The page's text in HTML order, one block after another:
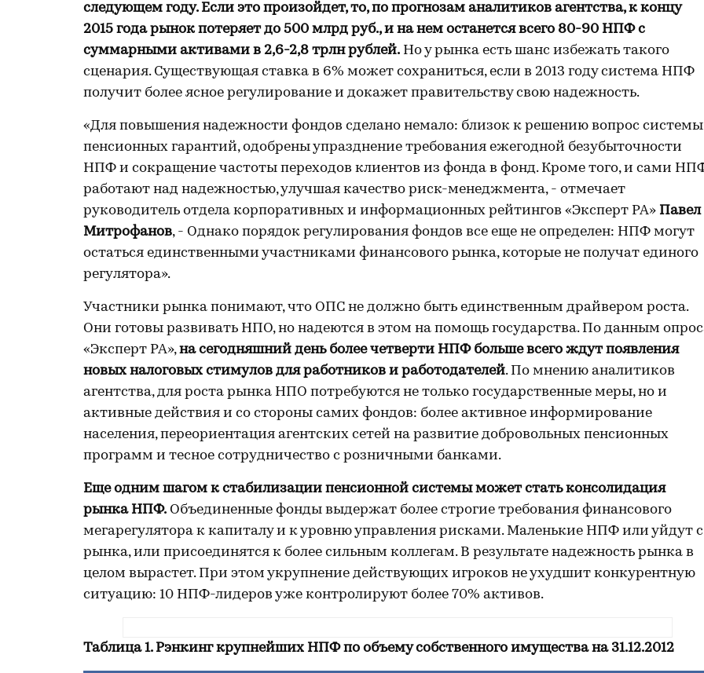
следующем году. Если это произойдет, то, по прогнозам аналитиков агентства, к концу
2015 года рынок потеряет до 500 млрд руб., и на нем останется всего 80-90 НПФ с
суммарными активами в 2,6-2,8 трлн рублей. Но у рынка есть шанс избежать такого
сценария. Существующая ставка в 6% может сохраниться, если в 2013 году система НПФ
получит более ясное регулирование и докажет правительству свою надежность.
«Для повышения надежности фондов сделано немало: близок к решению вопрос системы
пенсионных гарантий, одобрены упразднение требования ежегодной безубыточности
НПФ и сокращение частоты переходов клиентов из фонда в фонд. Кроме того, и сами
работают над надежностью, улучшая качество риск-менеджмента, - отмечает
руководитель отдела корпоративных и информационных рейтингов «Эксперт РА» Павел
Митрофанов, - Однако порядок регулирования фондов все еще не определен: НПФ могут
остаться единственными участниками финансового рынка, которые не получат единого
регулятора».
Участники рынка понимают, что ОПС не должно быть единственным драйвером роста.
Они готовы развивать НПО, но надеются в этом на помощь государства. По данным
«Эксперт РА»,на сегодняшний день более четверти НПФ больше всего ждут появления
новых налоговых стимулов для работников и работодателей. По мнению аналитиков
агентства, для роста рынка НПО потребуются не только государственные меры, но и
активные действия и со стороны самих фондов: более активное информирование
населения, переориентация агентских сетей на развитие добровольных пенсионных
программ и тесное сотрудничество с розничными банками.
Еще одним шагом к стабилизации пенсионной системы может стать консолидация
рынка НПФ. Объединенные фонды выдержат более строгие требования финансового
мегарегулятора к капиталу и к уровню управления рисками. Маленькие НПФ или уйдут с
рынка, или присоединятся к более сильным коллегам. В результате надежность рынка в
целом вырастет. При этом укрупнение действующих игроков не ухудшит конкурентную
ситуацию: 10 НПФ-лидеров уже контролируют более 70% активов.
Таблица 1. Рэнкинг крупнейших НПФ по объему собственного имущества на 31.12.2012